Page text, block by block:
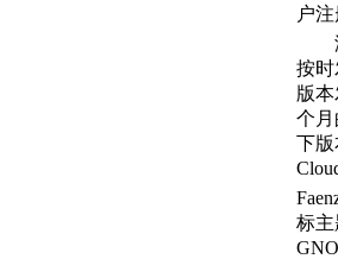
户
没
按时
版
个月
下版
标